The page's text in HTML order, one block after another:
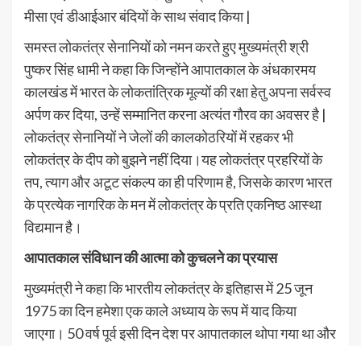
मीसा एवं डीआईआर बंदियों के साथ संवाद किया |
समस्त लोकतंत्र सेनानियों को नमन करते हुए मुख्यमंत्री श्री
पुष्कर सिंह धामी ने कहा कि जिन्होंने आपातकाल के अंधकारमय
कालखंड में भारत के लोकतांत्रिक मूल्यों की रक्षा हेतु अपना सर्वस्व
अर्पण कर दिया, उन्हें सम्मानित करना अत्यंत गौरव का अवसर है |
लोकतंत्र सेनानियों ने जेलों की कालकोठरियों में रहकर भी
लोकतंत्र के दीप को बुझने नहीं दिया।यह लोकतंत्र प्रहरियों के
तप, त्याग और अटूट संकल्प का ही परिणाम है, जिसके कारण भारत
के प्रत्येक नागरिक के मन में लोकतंत्र के प्रति एकनिष्ठ आस्था
विद्यमान है।
आपातकाल संविधान की आत्मा को कुचलने का प्रयास
मुख्यमंत्री ने कहा कि भारतीय लोकतंत्र के इतिहास में 25 जून
1975 का दिन हमेशा एक काले अध्याय के रूप में याद किया
जाएगा। 50 वर्ष पूर्व इसी दिन देश पर आपातकाल थोपा गया था और